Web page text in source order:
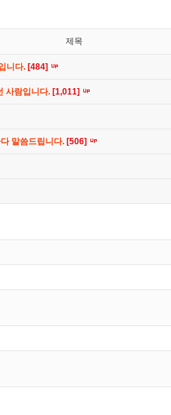
제목
니다. [484]
사람입니다. [1,011]
말씀드립니다. [506]